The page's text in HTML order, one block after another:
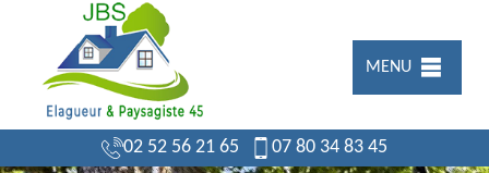
MENU
02 52 56 21 65 07 80 34 83 45